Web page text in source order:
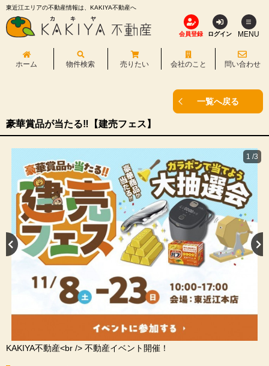
東近江エリアの不動産情報は、KAKIYA不動産へ
会員登録 ログイン MENU
ホーム 物件検索 売りたい 会社のこと 問い合わせ
一覧へ戻る
豪華賞品が当たる‼【建売フェス】
1 /3
KAKIYA不動産<br /> 不動産イベント開催！